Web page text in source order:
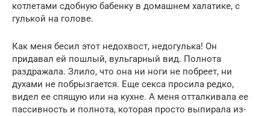
котлетами сдобную бабенку в домашнем халатике, с
гулькой на голове.
Как меня бесил этот недохвост, недогулька! Он
придавал ей пошлый, вульгарный вид. Полнота
раздражала. Злило, что она ни ноги не побреет, ни
духами не побрызгается. Еще секса просила редко,
видел ее спящую или на кухне. А меня отталкивала ее
пассивность и полнота, которая просто выпирала из-